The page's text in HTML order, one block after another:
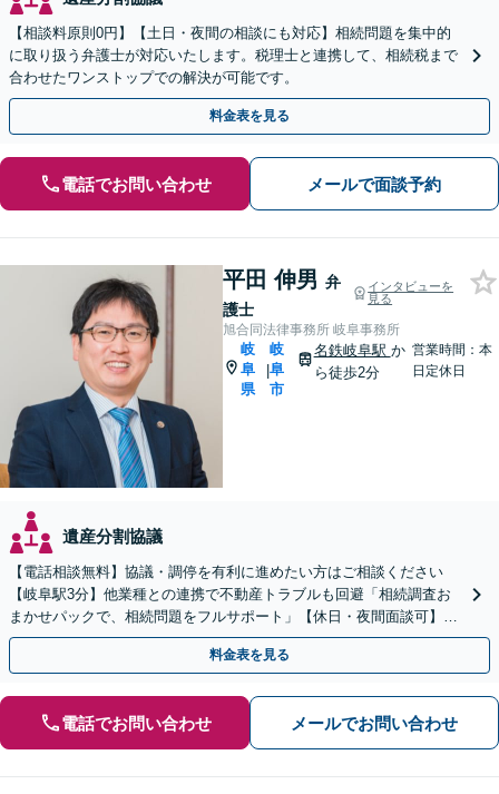
【相談料原則0円】【土日・夜間の相談にも対応】相続問題を集中的
に取り扱う弁護士が対応いたします。税理士と連携して、相続税まで
合わせたワンストップでの解決が可能です。
料金表を見る
電話でお問い合わせ メールで面談予約
平田 伸男 弁
護士
インタビューを
見る
旭合同法律事務所 岐阜事務所
岐
阜
県
|
岐
阜
市
名鉄岐阜駅 か
ら徒歩2分
営業時間：本
日定休日
遺産分割協議
【電話相談無料】協議・調停を有利に進めたい方はご相談ください
【岐阜駅3分】他業種との連携で不動産トラブルも回避「相続調査お
まかせパックで、相続問題をフルサポート」【休日・夜間面談可】
【電話相談・ビデオ面談あり】【完全個室対応】
料金表を見る
電話でお問い合わせ メールでお問い合わせ